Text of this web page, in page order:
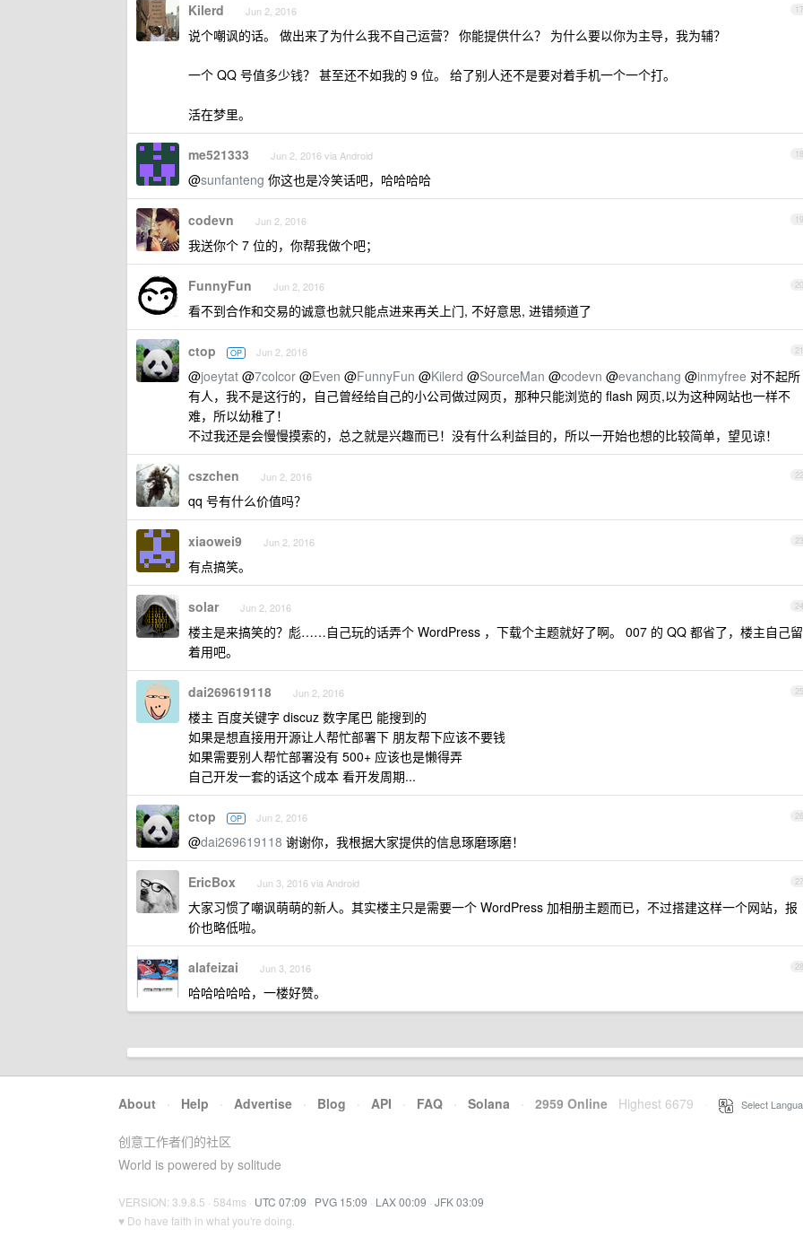
17
Kilerd Jun 2, 2016
说个嘲讽的话。 做出来了为什么我不自己运营？ 你能提供什么？ 为什么要以你为主导，我为辅？
一个 QQ 号值多少钱？ 甚至还不如我的 9 位。 给了别人还不是要对着手机一个一个打。
活在梦里。
18
me521333 Jun 2, 2016 via Android
@sunfanteng 你这也是冷笑话吧，哈哈哈哈
19
codevn Jun 2, 2016
我送你个 7 位的，你帮我做个吧；
20
FunnyFun Jun 2, 2016
看不到合作和交易的诚意也就只能点进来再关上门, 不好意思, 进错频道了
21
ctop OP Jun 2, 2016
@joeytat @7colcor @Even @FunnyFun @Kilerd @SourceMan @codevn @evanchang @inmyfree 对不起所
有人，我不是这行的，自己曾经给自己的小公司做过网页，那种只能浏览的 flash 网页,以为这种网站也一样不
难，所以幼稚了！
不过我还是会慢慢摸索的，总之就是兴趣而已！没有什么利益目的，所以一开始也想的比较简单，望见谅！
22
cszchen Jun 2, 2016
qq 号有什么价值吗？
23
xiaowei9 Jun 2, 2016
有点搞笑。
24
solar Jun 2, 2016
楼主是来搞笑的？彪……自己玩的话弄个 WordPress ，下载个主题就好了啊。 007 的 QQ 都省了，楼主自己留
着用吧。
25
dai269619118 Jun 2, 2016
楼主 百度关键字 discuz 数字尾巴 能搜到的
如果是想直接用开源让人帮忙部署下 朋友帮下应该不要钱
如果需要别人帮忙部署没有 500+ 应该也是懒得弄
自己开发一套的话这个成本 看开发周期...
26
ctop OP Jun 2, 2016
@dai269619118 谢谢你，我根据大家提供的信息琢磨琢磨！
27
EricBox Jun 3, 2016 via Android
大家习惯了嘲讽萌萌的新人。其实楼主只是需要一个 WordPress 加相册主题而已，不过搭建这样一个网站，报
价也略低啦。
28
alafeizai Jun 3, 2016
哈哈哈哈哈，一楼好赞。
About · Help · Advertise · Blog · API · FAQ · Solana · 2959 Online Highest 6679 Select
创意工作者们的社区
World is powered by solitude
VERSION: 3.9.8.5 · 584ms · UTC 07:09 · PVG 15:09 · LAX 00:09 · JFK 03:09
♥ Do have faith in what you're doing.